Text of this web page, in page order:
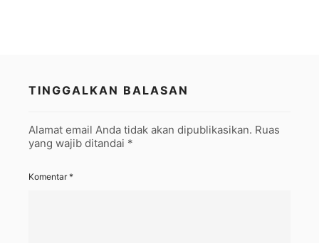
TINGGALKAN BALASAN
Alamat email Anda tidak akan dipublikasikan. Ruas
yang wajib ditandai *
Komentar*